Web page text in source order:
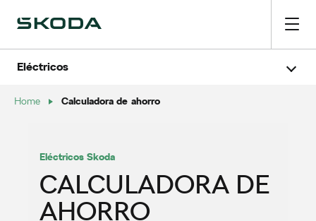
Calculadora de ahorro
Eléctricos
Home Calculadora de ahorro